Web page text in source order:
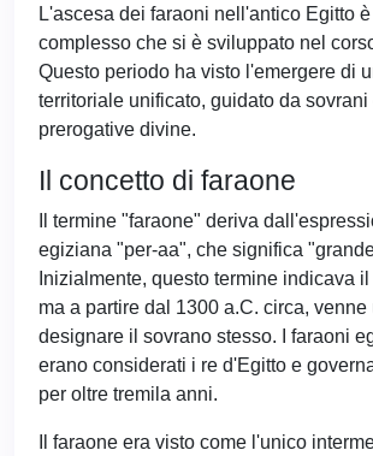
L'ascesa dei faraoni nell'antico Egitto
complesso che si è sviluppato nel
Questo periodo ha visto l'emergere di
territoriale unificato, guidato da sovrani
prerogative divine.
Il concetto di faraone
Il termine "faraone" deriva
egiziana "per-aa", che significa
Inizialmente, questo termine indicava
ma a partire dal 1300 a.C. circa,
designare il sovrano stesso. I faraoni
erano considerati i re d'Egitto e
per oltre tremila anni.
Il faraone era visto come l'unico